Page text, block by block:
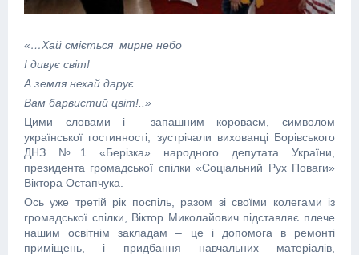
«…Хай сміється мирне небо
І дивує світ!
А земля нехай дарує
Вам барвистий цвіт!..»
Цими словами і запашним короваєм, символом
української гостинності, зустрічали вихованці Борівського
ДНЗ №1 «Берізка» народного депутата України,
президента громадської спілки «Соціальний Рух Поваги»
Віктора Остапчука.
Ось уже третій рік поспіль, разом зі своїми колегами із
громадської спілки, Віктор Миколайович підставляє плече
нашим освітнім закладам – це і допомога в ремонті
приміщень, і придбання навчальних матеріалів,